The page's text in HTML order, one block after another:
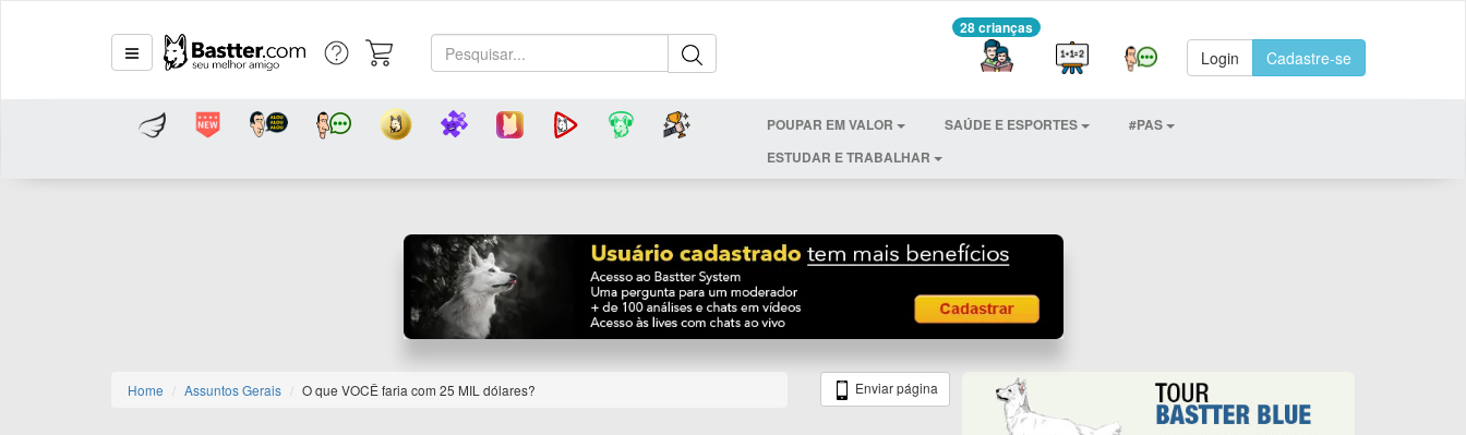
28 crianças
Login Cadastre-se
POUPAR EM VALOR SAÚDE E ESPORTES
#PAS
ESTUDAR E TRABALHAR
Home Assuntos Gerais O que VOCÊ faria com 25 MIL dólares? Enviar página